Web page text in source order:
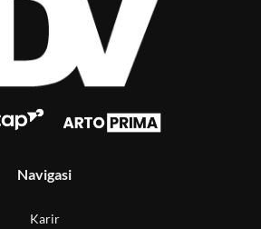
Navigasi
Karir